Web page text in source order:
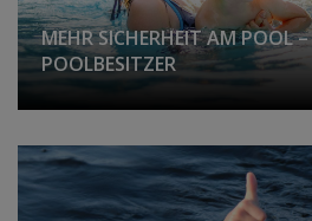
MEHR SICHERHEIT AM POOL
POOLBESITZER